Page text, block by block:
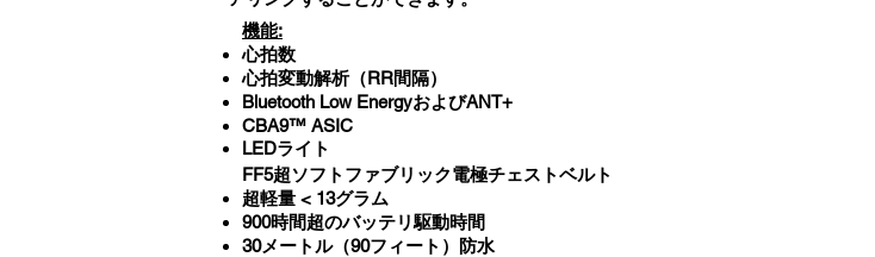
機能:
心拍数
心拍変動解析（RR間隔）
Bluetooth Low EnergyおよびANT+
CBA9™ ASIC
LEDライト
FF5超ソフトファブリック電極チェストベルト
超軽量 < 13グラム
900時間超のバッテリ駆動時間
30メートル（90フィート）防水